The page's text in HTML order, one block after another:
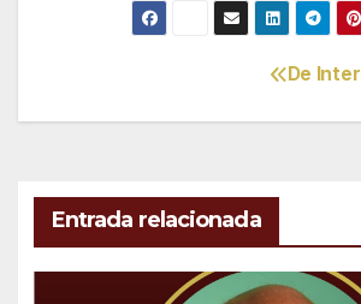
de
entradas
De
Entrada relacionada